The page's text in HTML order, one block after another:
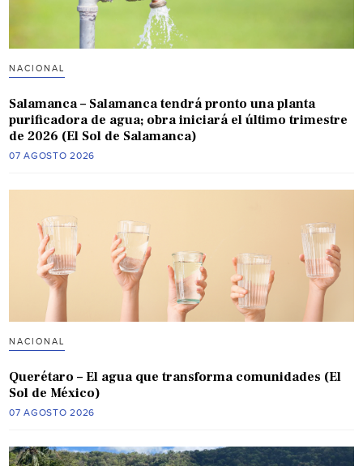
NACIONAL
Salamanca – Salamanca tendrá pronto una planta
purificadora de agua; obra iniciará el último trimestre
de 2026 (El Sol de Salamanca)
07 AGOSTO 2026
NACIONAL
Querétaro – El agua que transforma comunidades (El
Sol de México)
07 AGOSTO 2026